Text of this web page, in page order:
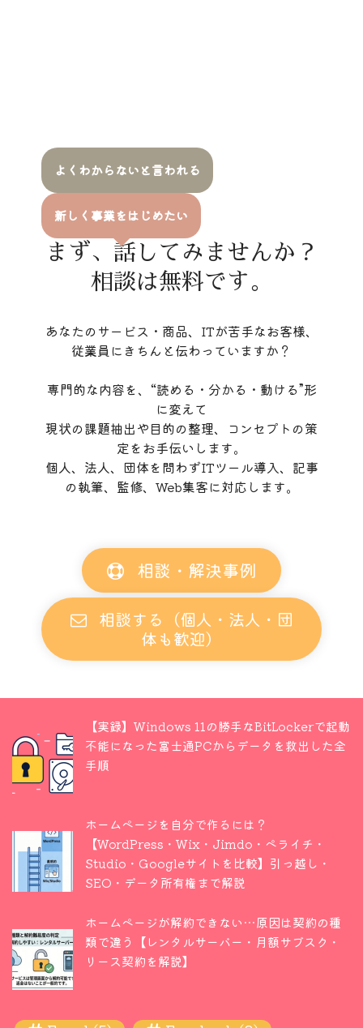
よくわからないと言われる
新しく事業をはじめたい
まず、話してみませんか？
相談は無料です。
あなたのサービス・商品、ITが苦手なお客様、
従業員にきちんと伝わっていますか？
専門的な内容を、“読める・分かる・動ける”形
に変えて
現状の課題抽出や目的の整理、コンセプトの策
定をお手伝いします。
個人、法人、団体を問わずITツール導入、記事
の執筆、監修、Web集客に対応します。
相談・解決事例
相談する（個人・法人・団
体も歓迎）
【実録】Windows 11の勝手なBitLockerで起動
不能になった富士通PCからデータを救出した全
手順
ホームページを自分で作るには？
【WordPress・Wix・Jimdo・ペライチ・
Studio・Googleサイトを比較】引っ越し・
SEO・データ所有権まで解説
ホームページが解約できない…原因は契約の種
類で違う【レンタルサーバー・月額サブスク・
リース契約を解説】